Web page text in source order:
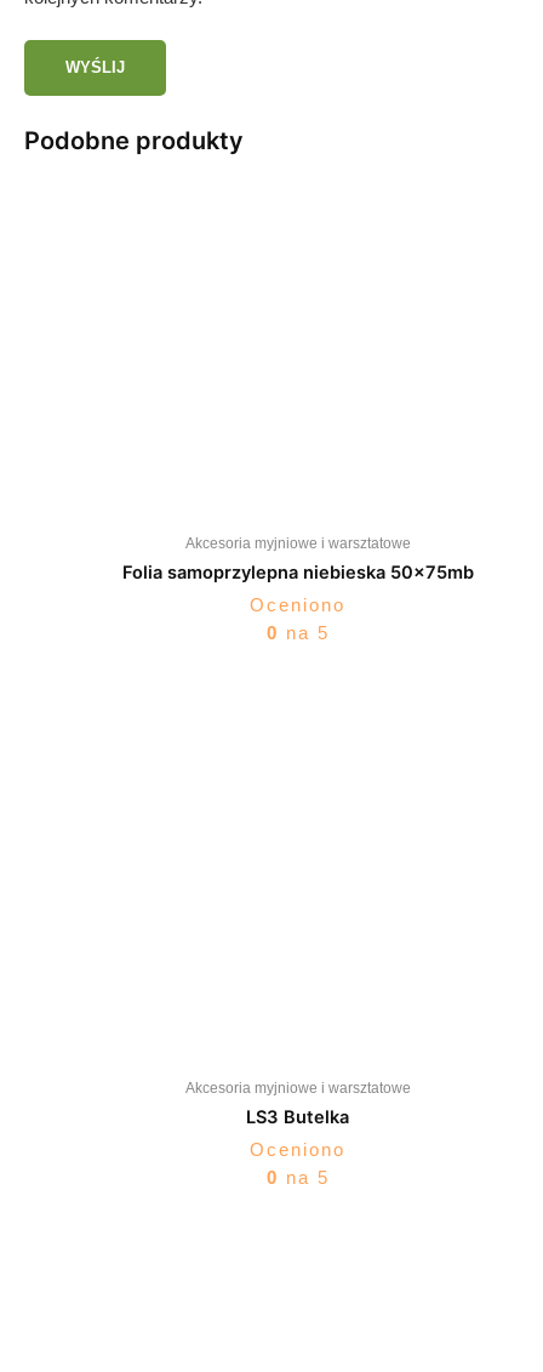
Podobne produkty
Akcesoria myjniowe i warsztatowe
Folia samoprzylepna niebieska 50x75mb
Oceniono
0 na 5
Akcesoria myjniowe i warsztatowe
LS3 Butelka
Oceniono
0 na 5